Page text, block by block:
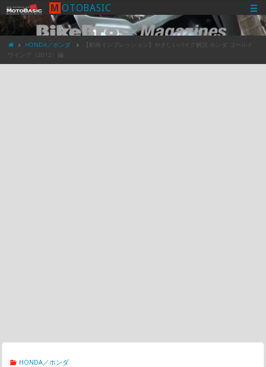
M OTOBASIC
HONDA／ホンダ
【動画インプレッション】やさしいバイク解説 ホンダ ゴールド
ウイング（2012）編
HONDA／ホンダ